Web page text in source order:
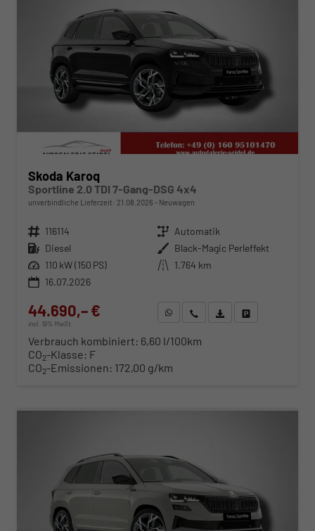
Skoda Karoq
Sportline 2.0 TDI 7-Gang-DSG 4x4
unverbindliche Lieferzeit: 21.08.2026 Neuwagen
Fahrzeugnr. 116114 Getriebe Automatik
Kraftstoff Diesel Außenfarbe Black-Magic Perleffekt
Leistung 110 kW (150 PS) Kilometerstand 1.764 km
16.07.2026
44.690,– €
incl. 19% MwSt.
WhatsApp anfragen
Wir rufen Sie anFahrzeugexposé (PDF)
Verbrauch kombiniert: 6,60 l/100km
CO2-Klasse: F
CO2-Emissionen: 172,00 g/km